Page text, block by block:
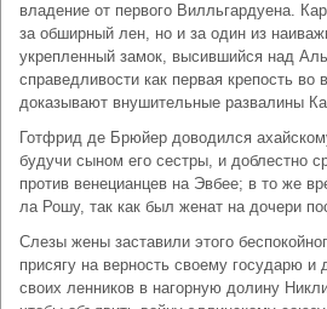
владение от первого Вилльгардуена.
за обширный лен, но и за один из
укрепленный замок, высившийся над
справедливости как первая крепость
доказывают внушительные развалины
Готфрид де Брюйер доводился
будучи сыном его сестры, и доблестно
против венецианцев на Эвбее; в то же
ла Рошу, так как был женат на дочери
Слезы жены заставили этого
присягу на верность своему государю
своих ленников в нагорную долину